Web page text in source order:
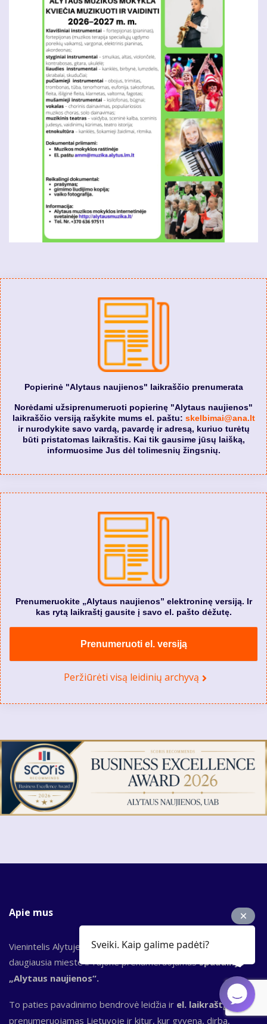
Popierinė "Alytaus naujienos" laikraščio prenumerata
Norėdami užsiprenumeruoti popierinę "Alytaus naujienos"
laikraščio versiją rašykite mums el. paštu: skelbimai@ana.lt
ir nurodykite savo vardą, pavardę ir adresą, kuriuo turėtų
būti pristatomas laikraštis. Kai tik gausime jūsų laišką,
informuosime Jus dėl tolimesnių žingsnių.
Prenumeruokite „Alytaus naujienos” elektroninę versiją. Ir
kas rytą laikraštį gausite į savo el. pašto dėžutę.
Prenumeruoti el. versiją
Peržiūrėti visą leidinių archyvą
Apie mus
Vienintelis Alytuje nuo 1989 m. leidžiamas laikraštis,
daugiausia mieste ir rajone prenumeruojamasspaudinys
„Alytaus naujienos“.
To paties pavadinimo bendrovė leidžia ir el. laikraštį, kuris
prenumeruojamas Lietuvoje ir kitur, kur gyvena, dirba,
Sveiki. Kaip galime padėti?